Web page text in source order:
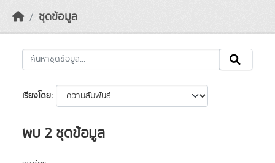
ชุดข้อมูล
เรียงโดย
พบ 2 ชุดข้อมูล